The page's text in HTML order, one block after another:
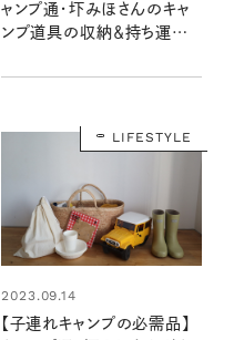
ャンプ通・圷みほさんのキャ
ンプ道具の収納＆持ち運び
LIFESTYLE
2023.09.14
【子連れキャンプの必需品】